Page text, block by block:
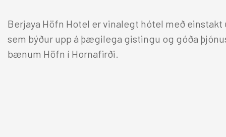
Reykjavík
Berjaya Reykjavik Natura Hotel
Gisting
Nudd og dekur
Félagið
Berjaya Höfn Hotel er vinalegt hótel með einstakt
sem býður upp á þægilega gistingu og góða
bænum Höfn í Hornafirði.